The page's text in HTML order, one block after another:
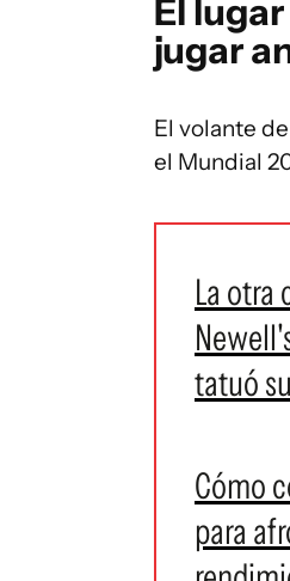
El
jugar
El volante
el Mundial
La otra
tatuó
Cómo
para